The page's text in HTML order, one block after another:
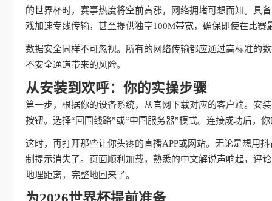
的世界杯时，赛事热度将空前高涨，网络拥堵可想而知。具
戏加速专线传输，甚至提供独享100M带宽，确保即使在比
数据安全同样不可忽视。所有的网络传输都应通过高标准的
不安全通道带来的风险。
从安装到欢呼：你的实操步骤
第一步，根据你的设备系统，从官网下载对应的客户端。安
按钮。选择“回国线路”或“中国服务器”模式。连接成功后，
这时，再打开那些让你头疼的直播APP或网站。无论是想用
制提示消失了。页面顺利加载，熟悉的中文解说声响起，评
地理距离，完整地回来了。